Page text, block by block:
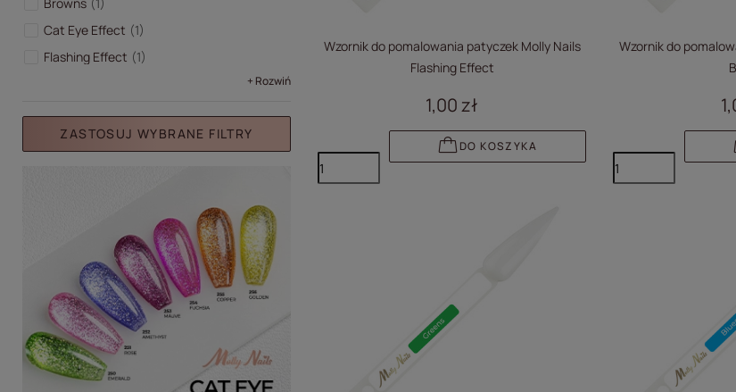
Cat Eye Effect
1
Flashing Effect
1
+ Rozwiń
ZASTOSUJ WYBRANE FILTRY
Wzornik do pomalowania patyczek Molly Nails
Flashing Effect
1,00 zł
DO KOSZYKA
Wzornik do